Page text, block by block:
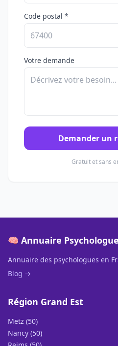
Code postal *
Votre demande
Demander un
Gratuit et sans
🧠 Annuaire
Annuaire des psychologues en
Blog →
Région Grand Est
Metz (50)
Nancy (50)